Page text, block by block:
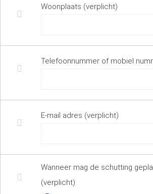
Woonplaats (verplicht)
Telefoonnummer of mobiel
E-mail adres (verplicht)
Wanneer mag de schutting
(verplicht)